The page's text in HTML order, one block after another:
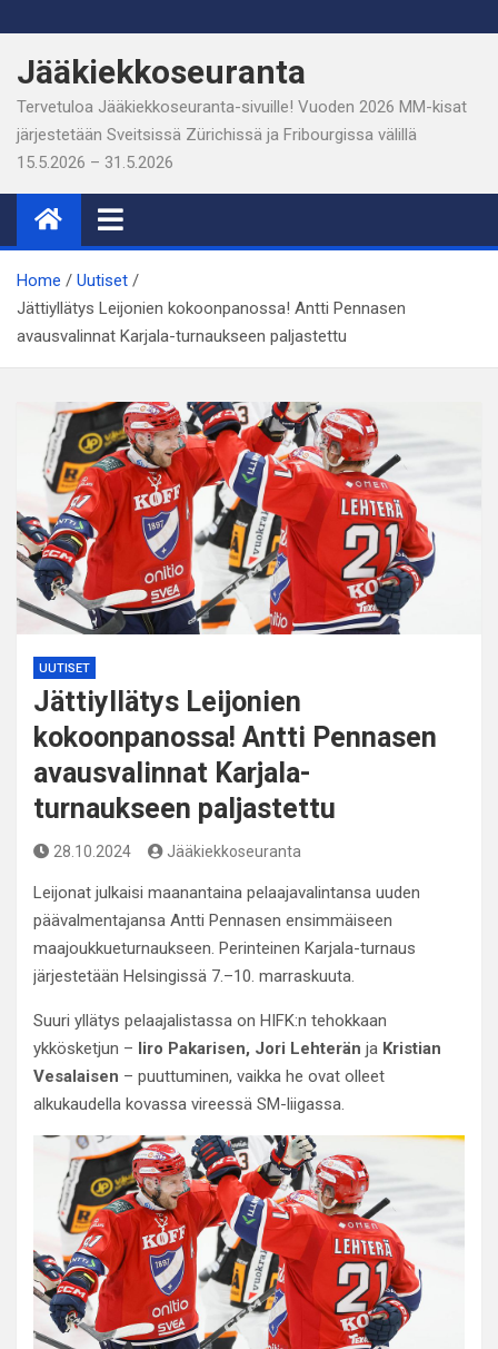
to
content
Jääkiekkoseuranta
Tervetuloa Jääkiekkoseuranta-sivuille! Vuoden 2026 MM-kisat
järjestetään Sveitsissä Zürichissä ja Fribourgissa välillä
15.5.2026 – 31.5.2026
Home
Uutiset
Jättiyllätys Leijonien kokoonpanossa! Antti Pennasen
avausvalinnat Karjala-turnaukseen paljastettu
UUTISET
Jättiyllätys Leijonien
kokoonpanossa! Antti Pennasen
avausvalinnat Karjala-
turnaukseen paljastettu
28.10.2024 Jääkiekkoseuranta
Leijonat julkaisi maanantaina pelaajavalintansa uuden
päävalmentajansa Antti Pennasen ensimmäiseen
maajoukkueturnaukseen. Perinteinen Karjala-turnaus
järjestetään Helsingissä 7.–10. marraskuuta.
Suuri yllätys pelaajalistassa on HIFK:n tehokkaan
ykkösketjun – Iiro Pakarisen, Jori Lehterän ja Kristian
Vesalaisen – puuttuminen, vaikka he ovat olleet
alkukaudella kovassa vireessä SM-liigassa.